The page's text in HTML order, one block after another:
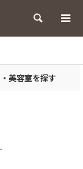
検索
美容室を探す